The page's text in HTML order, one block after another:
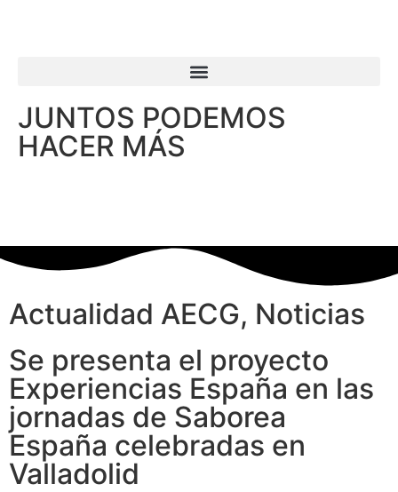
JUNTOS PODEMOS
HACER MÁS
Actualidad AECG, Noticias
Se presenta el proyecto
Experiencias España en las
jornadas de Saborea
España celebradas en
Valladolid